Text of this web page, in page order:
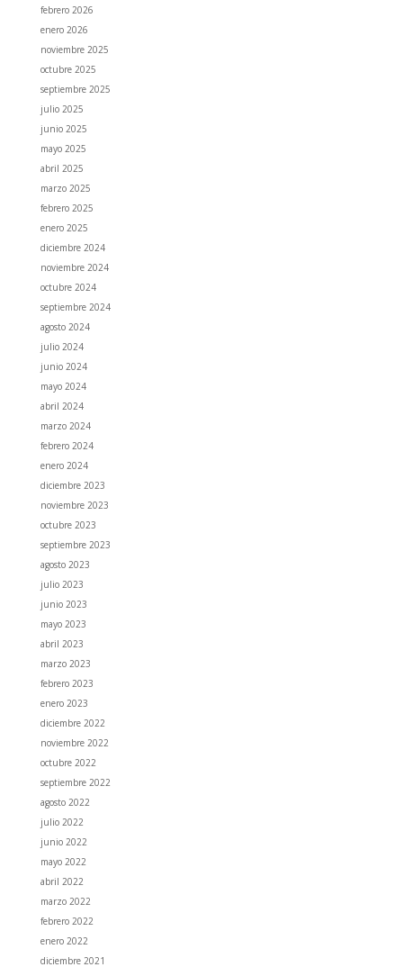
febrero 2026
enero 2026
noviembre 2025
octubre 2025
septiembre 2025
julio 2025
junio 2025
mayo 2025
abril 2025
marzo 2025
febrero 2025
enero 2025
diciembre 2024
noviembre 2024
octubre 2024
septiembre 2024
agosto 2024
julio 2024
junio 2024
mayo 2024
abril 2024
marzo 2024
febrero 2024
enero 2024
diciembre 2023
noviembre 2023
octubre 2023
septiembre 2023
agosto 2023
julio 2023
junio 2023
mayo 2023
abril 2023
marzo 2023
febrero 2023
enero 2023
diciembre 2022
noviembre 2022
octubre 2022
septiembre 2022
agosto 2022
julio 2022
junio 2022
mayo 2022
abril 2022
marzo 2022
febrero 2022
enero 2022
diciembre 2021